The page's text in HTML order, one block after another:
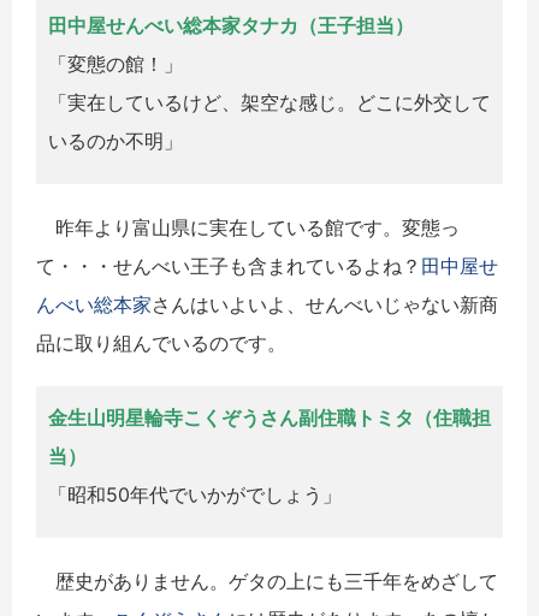
田中屋せんべい総本家タナカ（王子担当）
「変態の館！」
「実在しているけど、架空な感じ。どこに外交して
いるのか不明」
昨年より富山県に実在している館です。変態っ
て・・・せんべい王子も含まれているよね？ 田中屋せ
んべい総本家さんはいよいよ、せんべいじゃない新商
品に取り組んでいるのです。
金生山明星輪寺こくぞうさん副住職トミタ（住職担
当）
「昭和50年代でいかがでしょう」
歴史がありません。ゲタの上にも三千年をめざして